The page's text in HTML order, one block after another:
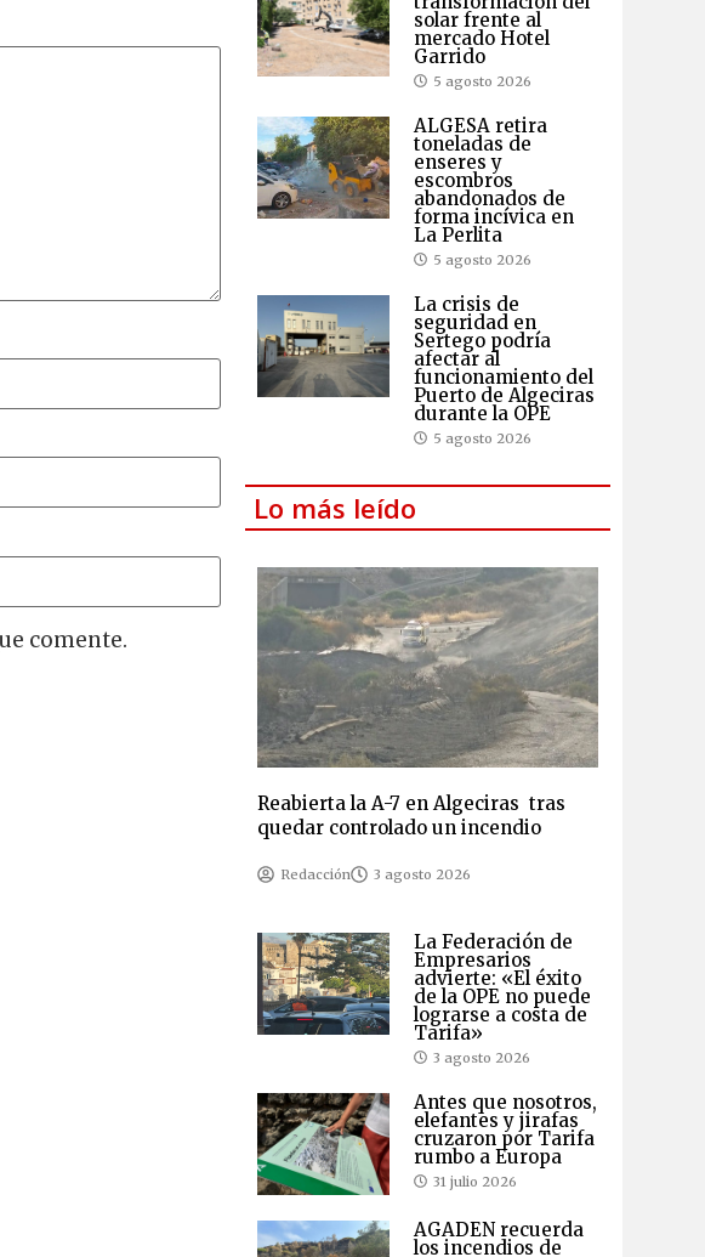
comente.
solar frente al
mercado Hotel
Garrido
5 agosto 2026
ALGESA retira
toneladas de
enseres y
escombros
abandonados de
forma incívica en
La Perlita
5 agosto 2026
La crisis de
seguridad en
Sertego podría
afectar al
funcionamiento del
Puerto de Algeciras
durante la OPE
5 agosto 2026
Lo más leído
Reabierta la A-7 en Algeciras tras
quedar controlado un incendio
Redacción 3 agosto 2026
La Federación de
Empresarios
advierte: «El éxito
de la OPE no puede
lograrse a costa de
Tarifa»
3 agosto 2026
Antes que nosotros,
elefantes y jirafas
cruzaron por Tarifa
rumbo a Europa
31 julio 2026
AGADEN recuerda
los incendios de